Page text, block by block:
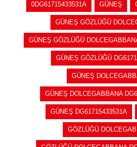
0DG61715433531A GÜNEŞ
GÜNEŞ GÖZLÜĞÜ
GÜNEŞ GÖZLÜĞÜ
GÜNEŞ GÖZLÜĞÜ
GÜNEŞ
GÜNEŞ DOLCEGABBANA
GÜNEŞ DG61715433531A
GÖZLÜĞÜ